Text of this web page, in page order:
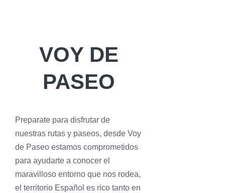
VOY DE
PASEO
Preparate para disfrutar de
nuestras rutas y paseos, desde Voy
de Paseo estamos comprometidos
para ayudarte a conocer el
maravilloso entorno que nos rodea,
el territorio Español es rico tanto en